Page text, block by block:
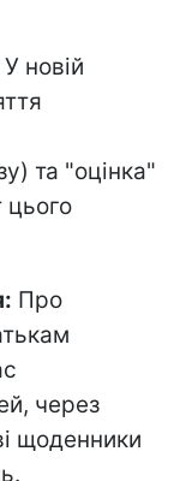
У новій
та "оцінка"
цього
Про
через
щоденники